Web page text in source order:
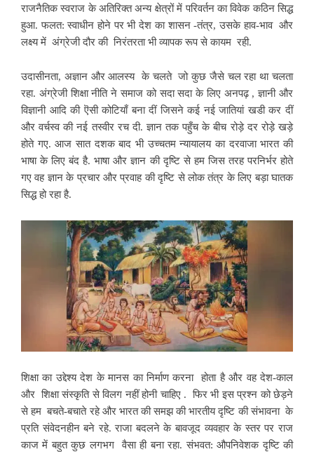
राजनैतिक स्वराज के अतिरिक्त अन्य क्षेत्रों में परिवर्तन का विवेक कठिन सिद्ध
हुआ. फलत: स्वाधीन होने पर भी देश का शासन -तंत्र, उसके हाव-भाव और
लक्ष्य में अंग्रेजी दौर की निरंतरता भी व्यापक रूप से कायम रही.
उदासीनता, अज्ञान और आलस्य के चलते जो कुछ जैसे चल रहा था चलता
रहा. अंग्रेजी शिक्षा नीति ने समाज को सदा सदा के लिए अनपढ़ , ज्ञानी और
विज्ञानी आदि की ऎसी कोटियाँ बना दीं जिसने कई नई जातियां खडी कर दीं
और वर्चस्व की नई तस्वीर रच दी. ज्ञान तकपहुँच के बीच रोड़े दर रोड़े खड़े
होते गए. आज सात दशक बाद भी उच्चतम न्यायालय का दरवाजा भारत की
भाषा के लिए बंद है. भाषा और ज्ञान की दृष्टि से हम जिस तरह परनिर्भर होते
गए वह ज्ञान के प्रचार और प्रवाह की दृष्टि से लोक तंत्र के लिए बड़ा घातक
सिद्ध हो रहा है.
शिक्षा का उद्देश्य देश के मानस का निर्माण करना होता है और वह देश-काल
और शिक्षा संस्कृति से विलग नहीं होनी चाहिए . फिर भी इस प्रश्न को छेड़ने
से हम बचते-बचाते रहे और भारत की समझ की भारतीय दृष्टि की संभावना के
प्रति संवेदनहीन बने रहे. राजा बदलने के बावजूद व्यवहार के स्तर पर राज
काज में बहुत कुछ लगभग वैसा ही बना रहा. संभवत: औपनिवेशक दृष्टि की